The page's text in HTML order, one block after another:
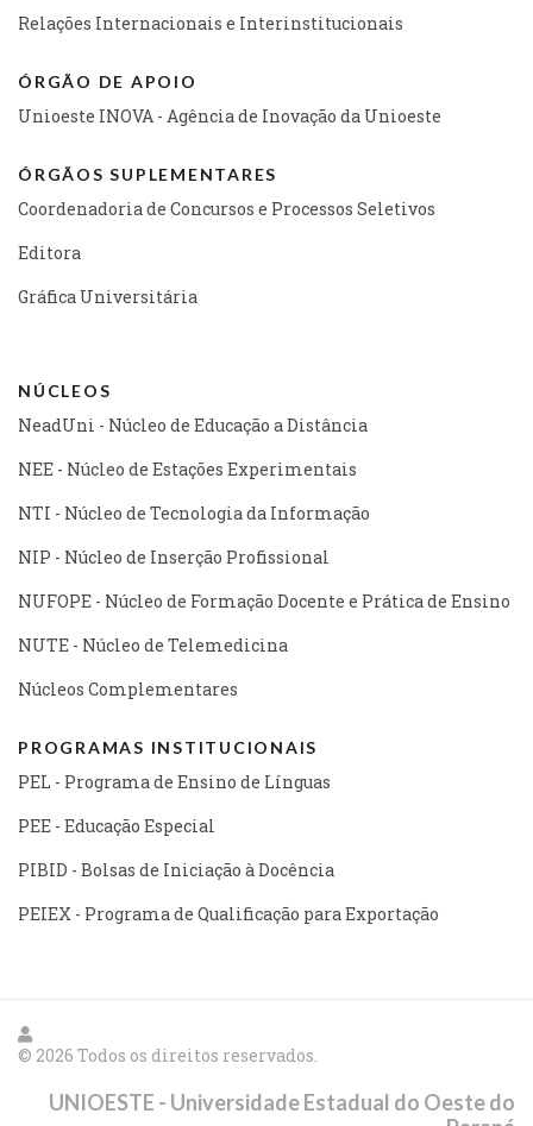
Relações Internacionais e Interinstitucionais
ÓRGÃO DE APOIO
Unioeste INOVA - Agência de Inovação da Unioeste
ÓRGÃOS SUPLEMENTARES
Coordenadoria de Concursos e Processos Seletivos
Editora
Gráfica Universitária
NÚCLEOS
NeadUni - Núcleo de Educação a Distância
NEE - Núcleo de Estações Experimentais
NTI - Núcleo de Tecnologia da Informação
NIP - Núcleo de Inserção Profissional
NUFOPE - Núcleo de Formação Docente e Prática de Ensino
NUTE - Núcleo de Telemedicina
Núcleos Complementares
PROGRAMAS INSTITUCIONAIS
PEL - Programa de Ensino de Línguas
PEE - Educação Especial
PIBID - Bolsas de Iniciação à Docência
PEIEX - Programa de Qualificação para Exportação
© 2026 Todos os direitos reservados.
UNIOESTE - Universidade Estadual do Oeste do